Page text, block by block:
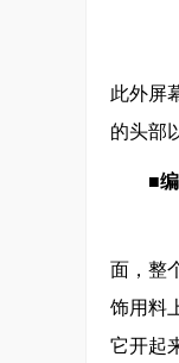
此外屏
的头部
■
面，整
饰用料
它开起